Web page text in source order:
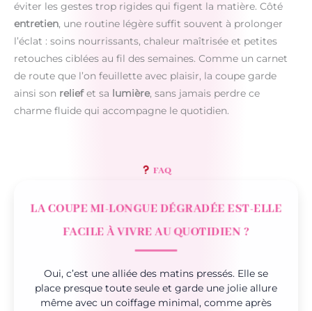
éviter les gestes trop rigides qui figent la matière. Côté
entretien, une routine légère suffit souvent à prolonger
l’éclat : soins nourrissants, chaleur maîtrisée et petites
retouches ciblées au fil des semaines. Comme un carnet
de route que l’on feuillette avec plaisir, la coupe garde
ainsi son reliefet sa lumière, sans jamais perdre ce
charme fluide qui accompagne le quotidien.
FAQ
LA COUPE MI-LONGUE DÉGRADÉE EST-ELLE
FACILE À VIVRE AU QUOTIDIEN ?
Oui, c’est une alliée des matins pressés. Elle se
place presque toute seule et garde une jolie allure
même avec un coiffage minimal, comme après